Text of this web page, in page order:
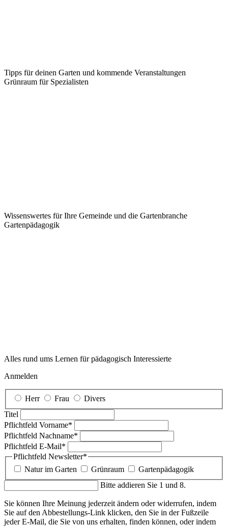
Tipps für deinen Garten und kommende Veranstaltungen
Grünraum für Spezialisten
Wissenswertes für Ihre Gemeinde und die Gartenbranche
Garten­pädagogik
Alles rund ums Lernen für pädagogisch Interessierte
Anmelden
Herr Frau
Divers
Titel
Pflichtfeld Vorname*
Pflichtfeld Nachname*
Pflichtfeld E-Mail*
Pflichtfeld Newsletter*
Natur im Garten
Grünraum
Gartenpädagogik
Bitte addieren Sie 1 und 8.
Sie können Ihre Meinung jederzeit ändern oder widerrufen, indem
Sie auf den Abbestellungs-Link klicken, den Sie in der Fußzeile
jeder E-Mail, die Sie von uns erhalten, finden können, oder indem